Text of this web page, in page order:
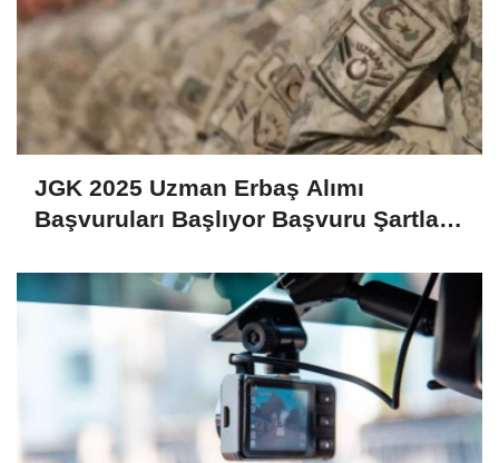
JGK 2025 Uzman Erbaş Alımı
Başvuruları Başlıyor Başvuru Şartları